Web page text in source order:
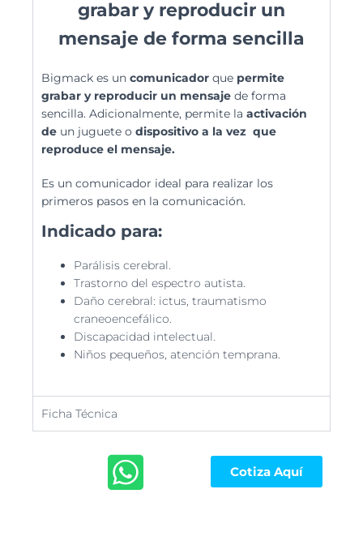
grabar y reproducir un
mensaje de forma sencilla
Bigmack es un comunicador que permite
grabar y reproducir un mensaje de forma
sencilla. Adicionalmente, permite la activación
de un juguete o dispositivo a la vez que
reproduce el mensaje.
Es un comunicador ideal para realizar los
primeros pasos en la comunicación.
Indicado para:
Parálisis cerebral.
Trastorno del espectro autista.
Daño cerebral: ictus, traumatismo
craneoencefálico.
Discapacidad intelectual.
Niños pequeños, atención temprana.
Ficha Técnica
Cotiza Aquí